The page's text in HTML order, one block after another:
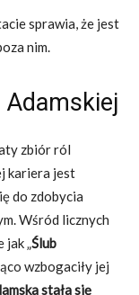
sprawia, że jest
nim.
zbiór ról
kariera jest
do zdobycia
Wśród licznych
jak „Ślub
wzbogaciły jej
stała się